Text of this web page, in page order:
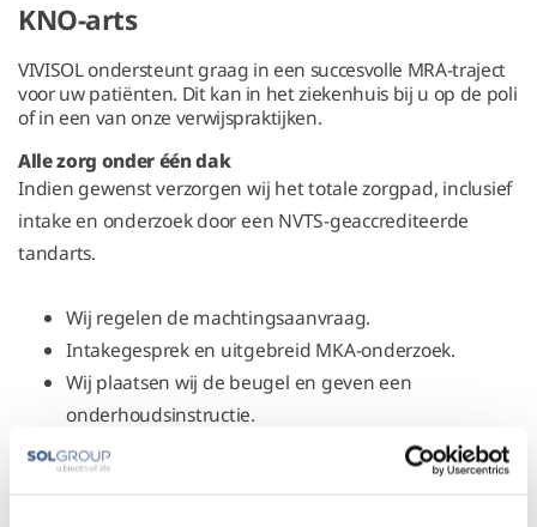
KNO-arts
VIVISOL ondersteunt graag in een succesvolle MRA-traject
voor uw patiënten. Dit kan in het ziekenhuis bij u op de poli
of in een van onze verwijspraktijken.
Alle zorg onder één dak
Indien gewenst verzorgen wij het totale zorgpad, inclusief
intake en onderzoek door een NVTS-geaccrediteerde
tandarts.
Wij regelen de machtingsaanvraag.
Intakegesprek en uitgebreid MKA-onderzoek.
Wij plaatsen wij de beugel en geven een
onderhoudsinstructie.
De patiënt komt 4 en 12 weken na plaatsing terug
voor controle.